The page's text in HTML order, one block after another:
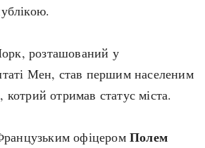
розташований у
Мен, став першим населеним
отримав статус міста.
офіцеромПолем